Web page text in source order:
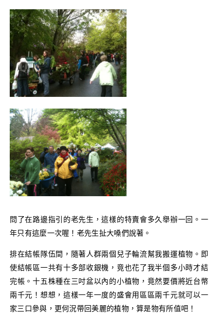
問了在路邊指引的老先生，這樣的特賣會多久舉辦一回。一
年只有這麼一次喔！老先生扯大嗓們說著。
排在結帳隊伍間，隨著人群兩個兒子輪流幫我搬運植物。即
使結帳區一共有十多部收銀機，竟也花了我半個多小時才結
完帳。十五株種在三吋盆以內的小植物，竟然要價將近台幣
兩千元！想想，這樣一年一度的盛會用區區兩千元就可以一
家三口參與，更何況帶回美麗的植物，算是物有所值吧！